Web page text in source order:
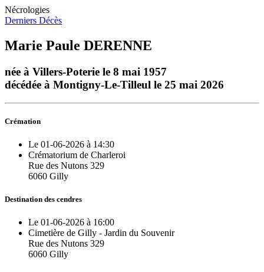
Nécrologies
Derniers Décès
Marie Paule DERENNE
née à Villers-Poterie le 8 mai 1957
décédée à Montigny-Le-Tilleul le 25 mai 2026
Crémation
Le 01-06-2026 à 14:30
Crématorium de Charleroi
Rue des Nutons 329
6060 Gilly
Destination des cendres
Le 01-06-2026 à 16:00
Cimetière de Gilly - Jardin du Souvenir
Rue des Nutons 329
6060 Gilly